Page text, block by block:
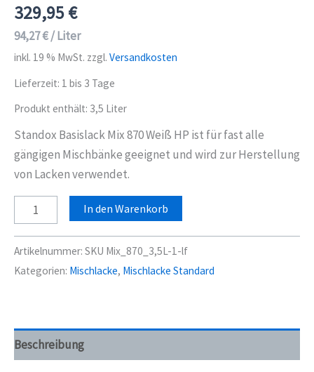
329,95€
94,27€/Liter
inkl. 19 % MwSt. zzgl. Versandkosten
Lieferzeit: 1 bis 3 Tage
Produkt enthält: 3,5 Liter
Standox Basislack Mix 870 Weiß HP ist für fast alle
gängigen Mischbänke geeignet und wird zur Herstellung
von Lacken verwendet.
Standox
Basislack
Mix
870
Liter
Mischlack
In den Warenkorb
Artikelnummer: SKU Mix_870_3,5L-1-lf
Kategorien: Mischlacke, Mischlacke Standard
Beschreibung